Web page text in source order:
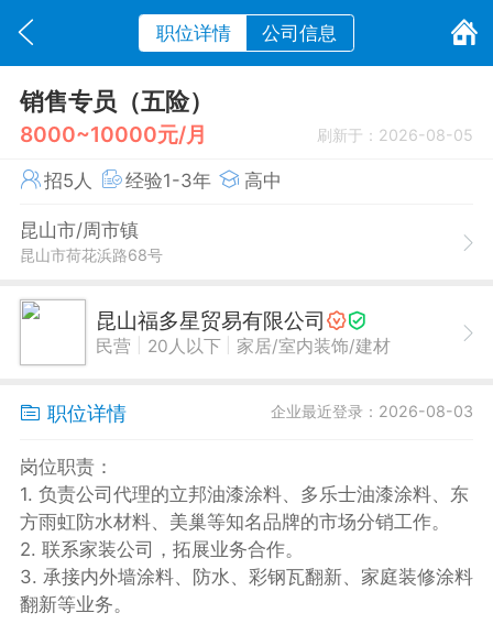
职位详情 公司信息
销售专员（五险）
8000~10000元/月 刷新于：2026-08-05
招5人 经验1-3年 高中
昆山市/周市镇
昆山市荷花浜路68号
昆山福多星贸易有限公司
民营 20人以下 家居/室内装饰/建材
职位详情 企业最近登录：2026-08-03
岗位职责：
1. 负责公司代理的立邦油漆涂料、多乐士油漆涂料、东
方雨虹防水材料、美巢等知名品牌的市场分销工作。
2. 联系家装公司，拓展业务合作。
3. 承接内外墙涂料、防水、彩钢瓦翻新、家庭装修涂料
翻新等业务。